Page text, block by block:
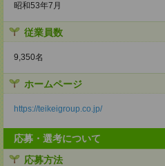
昭和53年7月
従業員数
9,350名
ホームページ
https://teikeigroup.co.jp/
応募・選考について
応募方法